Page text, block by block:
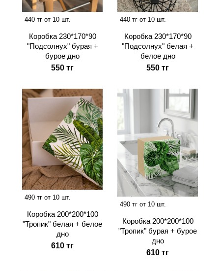
440 тг от 10 шт.
Коробка 230*170*90
"Подсолнух" бурая +
бурое дно
550 тг
440 тг от 10 шт.
Коробка 230*170*90
"Подсолнух" белая +
белое дно
550 тг
490 тг от 10 шт.
Коробка 200*200*100
"Тропик" белая + белое
дно
610 тг
490 тг от 10 шт.
Коробка 200*200*100
"Тропик" бурая + бурое
дно
610 тг